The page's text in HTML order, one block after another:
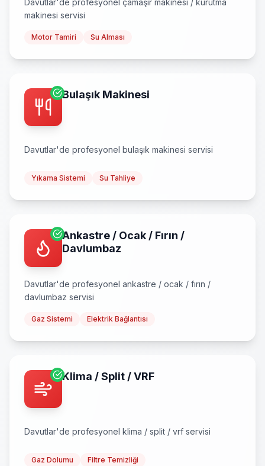
Davutlar'de profesyonel çamaşır makinesi / kurutma
makinesi servisi
Motor Tamiri Su Alması
Bulaşık Makinesi
Davutlar'de profesyonel bulaşık makinesi servisi
Yıkama Sistemi Su Tahliye
Ankastre / Ocak / Fırın /
Davlumbaz
Davutlar'de profesyonel ankastre / ocak / fırın /
davlumbaz servisi
Gaz Sistemi Elektrik Bağlantısı
Klima / Split / VRF
Davutlar'de profesyonel klima / split / vrf servisi
Gaz Dolumu Filtre Temizliği